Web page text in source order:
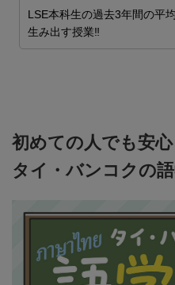
LSE本科生の過去3年間の平
生み出す授業‼
初めての人でも安心
タイ・バンコクの